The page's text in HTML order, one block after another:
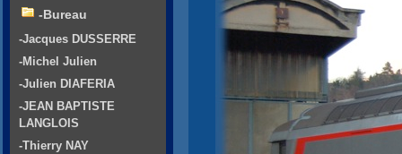
-Bureau
-Jacques DUSSERRE
-Michel Julien
-Julien DIAFERIA
-JEAN BAPTISTE
LANGLOIS
-Thierry NAY